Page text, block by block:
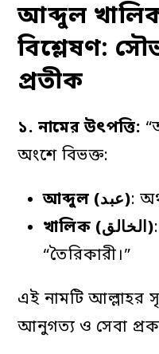
আব্দুল খালিক
বিশ্লেষণ:
প্রতীক
১. নামের উৎপত্তি:
অংশে বিভক্ত:
আব্দুল (عبد):
খালিক
(الخالق)
“তৈরিকারী।”
এই নামটি আল্লাহর
আনুগত্য ও সেবা